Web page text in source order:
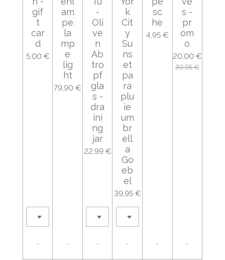
gif
t
car
d
5,00 €
am
pe
la
mp
e
lig
ht
79,90 €
-
Oli
ve
n
Ab
tro
pf
gla
s -
dra
ini
ng
jar
22,99 €
k
Cit
y
Su
ns
et
pa
ra
plu
ie
um
br
ell
a
Go
eb
el
39,95 €
sc
he
4,95 €
s -
pr
om
o
20,00 €
39,95 €